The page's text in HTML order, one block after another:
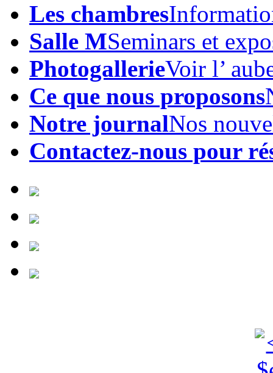
Les chambres
Salle MSeminars et
PhotogallerieVoir l’
Ce que nous proposons
Notre journalNos
Contactez-nous pour